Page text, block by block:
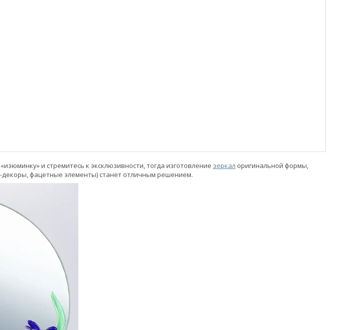
и стремитесь к эксклюзивности, тогда изготовление зеркал оригинальной формы,
фацетные элементы) станет отличным решением.